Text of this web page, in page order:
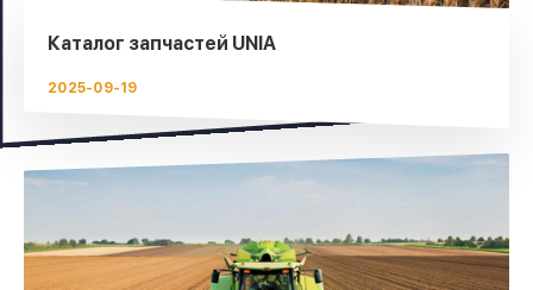
Каталог запчастей UNIA
2025-09-19